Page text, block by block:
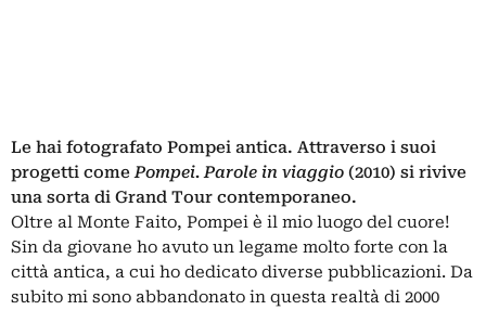
Le hai fotografato Pompei antica. Attraverso i suoi
progetti come Pompei. Parole in viaggio (2010) si rivive
una sorta di Grand Tour contemporaneo.
Oltre al Monte Faito, Pompei è il mio luogo del cuore!
Sin da giovane ho avuto un legame molto forte con la
città antica, a cui ho dedicato diverse pubblicazioni. Da
subito mi sono abbandonato in questa realtà di 2000